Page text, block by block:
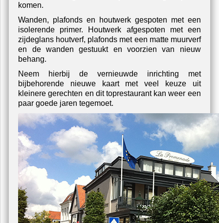
komen.
Wanden, plafonds en houtwerk gespoten met een
isolerende primer. Houtwerk afgespoten met een
zijdeglans houtverf, plafonds met een matte muurverf
en de wanden gestuukt en voorzien van nieuw
behang.
Neem hierbij de vernieuwde inrichting met
bijbehorende nieuwe kaart met veel keuze uit
kleinere gerechten en dit toprestaurant kan weer een
paar goede jaren tegemoet.